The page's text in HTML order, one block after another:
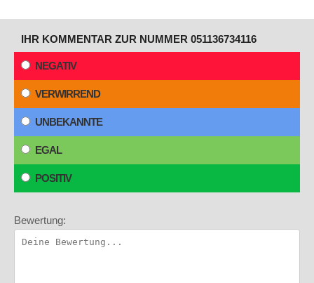
IHR KOMMENTAR ZUR NUMMER 051136734116
NEGATIV
VERWIRREND
UNBEKANNTE
EGAL
POSITIV
Bewertung: